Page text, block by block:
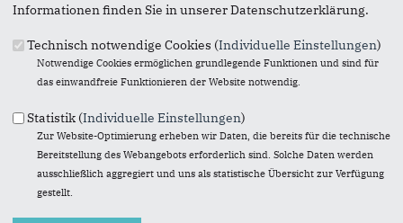
22.01.2026
„Krisen, Konflikte und Kriege
2026:Paul Ziemiak zu Gast bei
Hemers CDU
Informationen finden Sie in unserer Datenschutzerklärung.
Technisch notwendige Cookies (Individuelle Einstellungen)
Notwendige Cookies ermöglichen grundlegende Funktionen und sind für
das einwandfreie Funktionieren der Website notwendig.
Statistik (Individuelle Einstellungen)
Zur Website-Optimierung erheben wir Daten, die bereits für die technische
Bereitstellung des Webangebots erforderlich sind. Solche Daten werden
ausschließlich aggregiert und uns als statistische Übersicht zur Verfügung
gestellt.